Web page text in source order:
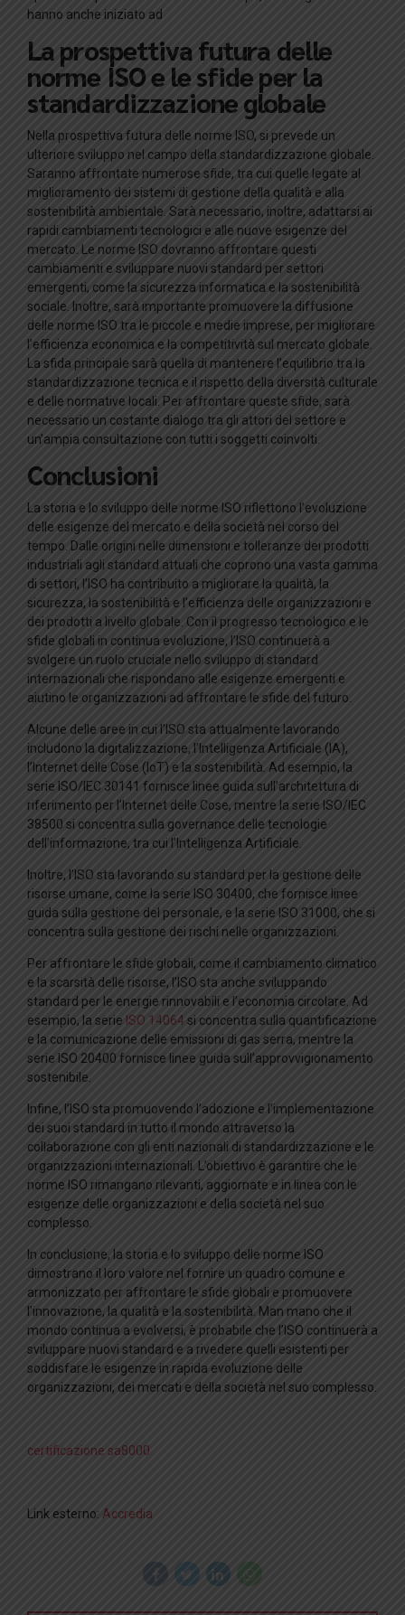
hanno anche iniziato ad
La prospettiva futura delle
norme ISO e le sfide per la
standardizzazione globale
Nella prospettiva futura delle norme ISO, si prevede un
ulteriore sviluppo nel campo della standardizzazione globale.
Saranno affrontate numerose sfide, tra cui quelle legate al
miglioramento dei sistemi di gestione della qualità e alla
sostenibilità ambientale. Sarà necessario, inoltre, adattarsi ai
rapidi cambiamenti tecnologici e alle nuove esigenze del
mercato. Le norme ISO dovranno affrontare questi
cambiamenti e sviluppare nuovi standard per settori
emergenti, come la sicurezza informatica e la sostenibilità
sociale. Inoltre, sarà importante promuovere la diffusione
delle norme ISO tra le piccole e medie imprese, per migliorare
l’efficienza economica e la competitività sul mercato globale.
La sfida principale sarà quella di mantenere l’equilibrio tra la
standardizzazione tecnica e il rispetto della diversità culturale
e delle normative locali. Per affrontare queste sfide, sarà
necessario un costante dialogo tra gli attori del settore e
un’ampia consultazione con tutti i soggetti coinvolti.
Conclusioni
La storia e lo sviluppo delle norme ISO riflettono l’evoluzione
delle esigenze del mercato e della società nel corso del
tempo. Dalle origini nelle dimensioni e tolleranze dei prodotti
industriali agli standard attuali che coprono una vasta gamma
di settori, l’ISO ha contribuito a migliorare la qualità, la
sicurezza, la sostenibilità e l’efficienza delle organizzazioni e
dei prodotti a livello globale. Con il progresso tecnologico e le
sfide globali in continua evoluzione, l’ISO continuerà a
svolgere un ruolo cruciale nello sviluppo di standard
internazionali che rispondano alle esigenze emergenti e
aiutino le organizzazioni ad affrontare le sfide del futuro.
Alcune delle aree in cui l’ISO sta attualmente lavorando
includono la digitalizzazione, l’Intelligenza Artificiale (IA),
l’Internet delle Cose (IoT) e la sostenibilità. Ad esempio, la
serie ISO/IEC 30141 fornisce linee guida sull’architettura di
riferimento per l’Internet delle Cose, mentre la serie ISO/IEC
38500 si concentra sulla governance delle tecnologie
dell’informazione, tra cui l’Intelligenza Artificiale.
Inoltre, l’ISO sta lavorando su standard per la gestione delle
risorse umane, come la serie ISO 30400, che fornisce linee
guida sulla gestione del personale, e la serie ISO 31000, che si
concentra sulla gestione dei rischi nelle organizzazioni.
Per affrontare le sfide globali, come il cambiamento climatico
e la scarsità delle risorse, l’ISO sta anche sviluppando
standard per le energie rinnovabili e l’economia circolare. Ad
esempio, la serie ISO 14064si concentra sulla quantificazione
e la comunicazione delle emissioni di gas serra, mentre la
serie ISO 20400 fornisce linee guida sull’approvvigionamento
sostenibile.
Infine, l’ISO sta promuovendo l’adozione e l’implementazione
dei suoi standard in tutto il mondo attraverso la
collaborazione con gli enti nazionali di standardizzazione e le
organizzazioni internazionali. L’obiettivo è garantire che le
norme ISO rimangano rilevanti, aggiornate e in linea con le
esigenze delle organizzazioni e della società nel suo
complesso.
In conclusione, la storia e lo sviluppo delle norme ISO
dimostrano il loro valore nel fornire un quadro comune e
armonizzato per affrontare le sfide globali e promuovere
l’innovazione, la qualità e la sostenibilità. Man mano che il
mondo continua a evolversi, è probabile che l’ISO continuerà a
sviluppare nuovi standard e a rivedere quelli esistenti per
soddisfare le esigenze in rapida evoluzione delle
organizzazioni, dei mercati e della società nel suo complesso.
certificazione sa8000
Link esterno: Accredia